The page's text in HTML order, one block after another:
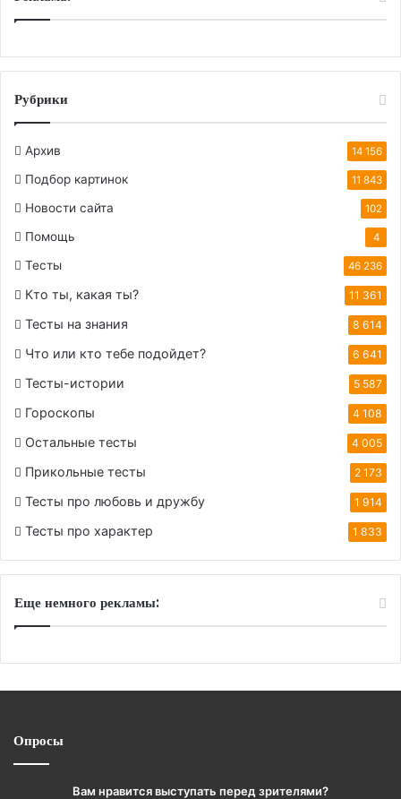
Рубрики
Архив 14 156
Подбор картинок 11 843
Новости сайта 102
Помощь 4
Тесты 46 236
Кто ты, какая ты? 11 361
Тесты на знания 8 614
Что или кто тебе подойдет? 6 641
Тесты-истории 5 587
Гороскопы 4 108
Остальные тесты 4 005
Прикольные тесты 2 173
Тесты про любовь и дружбу 1 914
Тесты про характер 1 833
Еще немного рекламы:
Опросы
Вам нравится выступать перед зрителями?